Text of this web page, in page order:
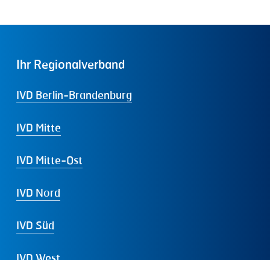
Ihr Regionalverband
IVD Berlin-Brandenburg
IVD Mitte
IVD Mitte-Ost
IVD Nord
IVD Süd